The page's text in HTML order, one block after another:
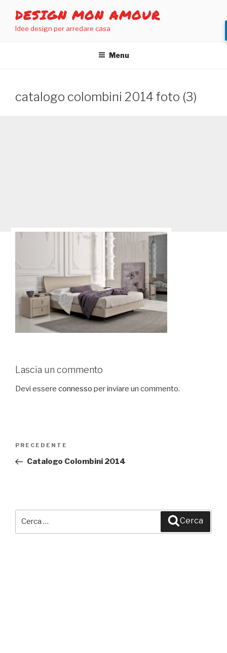
contenuto
DESIGN MON AMOUR
Idee design per arredare casa
Menu
catalogo colombini 2014 foto (3)
Lascia un commento
Devi essere connesso per inviare un commento.
Navigazione
Articolo
precedente:
PRECEDENTE
Catalogo Colombini 2014
Cerca